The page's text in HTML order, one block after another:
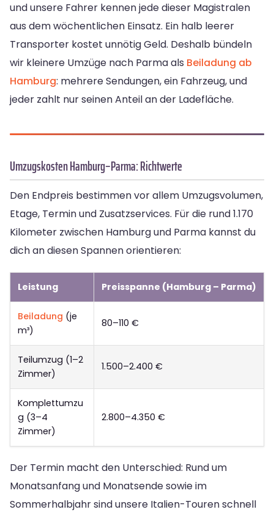
und unsere Fahrer kennen jede dieser Magistralen
aus dem wöchentlichen Einsatz. Ein halb leerer
Transporter kostet unnötig Geld. Deshalb bündeln
wir kleinere Umzüge nach Parma als Beiladung ab
Hamburg: mehrere Sendungen, ein Fahrzeug, und
jeder zahlt nur seinen Anteil an der Ladefläche.
Umzugskosten Hamburg–Parma: Richtwerte
Den Endpreis bestimmen vor allem Umzugsvolumen,
Etage, Termin und Zusatzservices. Für die rund 1.170
Kilometer zwischen Hamburg und Parma kannst du
dich an diesen Spannen orientieren:
Leistung Preisspanne (Hamburg – Parma)
Beiladung (je
m³)
80–110 €
Teilumzug (1–2
Zimmer)
1.500–2.400 €
Komplettumzu
g (3–4
Zimmer)
2.800–4.350 €
Der Termin macht den Unterschied: Rund um
Monatsanfang und Monatsende sowie im
Sommerhalbjahr sind unsere Italien-Touren schnell